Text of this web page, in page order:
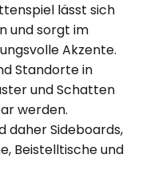
lässt sich
und sorgt im
Akzente.
Standorte in
und Schatten
werden.
daher Sideboards,
Beistelltische und